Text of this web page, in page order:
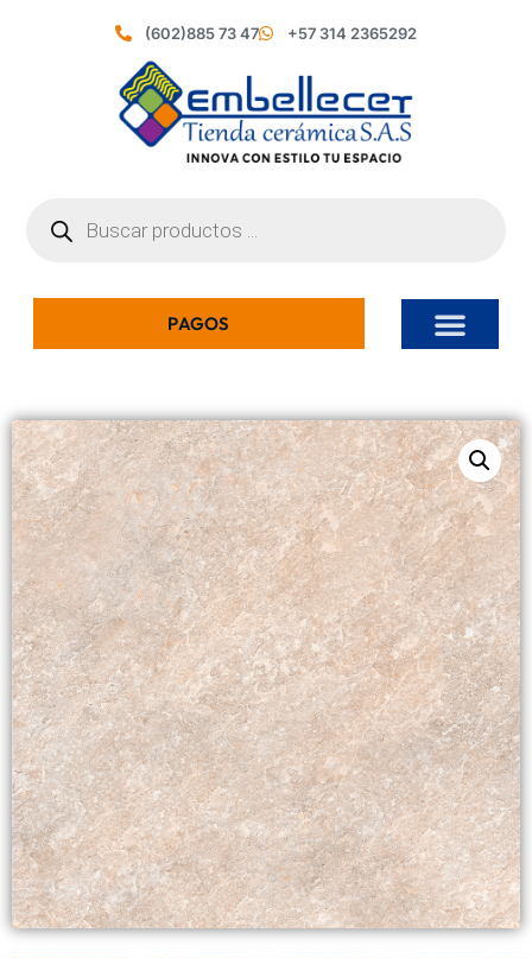
(602)885 73 47 +57 314 2365292
PAGOS